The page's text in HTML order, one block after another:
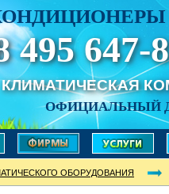
495 647-
КЛИМАТИЧЕСКАЯ
ОФИЦИАЛЬНЫЙ
ОБОРУДОВАНИЯ